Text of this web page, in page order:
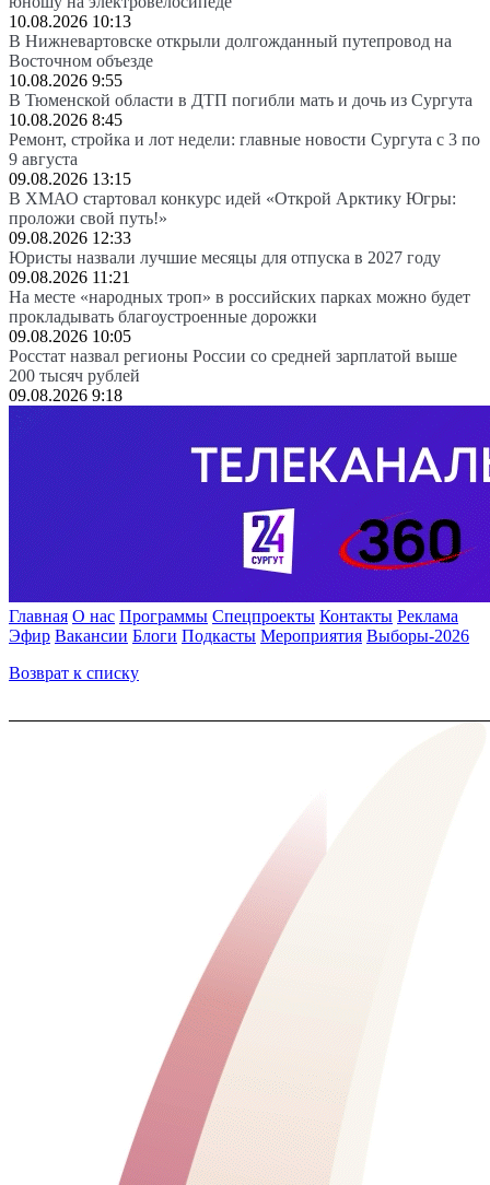
10.08.2026 10:13
В Нижневартовске открыли долгожданный путепровод на
Восточном объезде
10.08.2026 9:55
В Тюменской области в ДТП погибли мать и дочь из Сургута
10.08.2026 8:45
Ремонт, стройка и лот недели: главные новости Сургута с 3 по
9 августа
09.08.2026 13:15
В ХМАО стартовал конкурс идей «Открой Арктику Югры:
проложи свой путь!»
09.08.2026 12:33
Юристы назвали лучшие месяцы для отпуска в 2027 году
09.08.2026 11:21
На месте «народных троп» в российских парках можно будет
прокладывать благоустроенные дорожки
09.08.2026 10:05
Росстат назвал регионы России со средней зарплатой выше
200 тысяч рублей
09.08.2026 9:18
Главная О нас Программы Спецпроекты Контакты Реклама
Эфир Вакансии Блоги Подкасты Мероприятия Выборы-2026
Возврат к списку